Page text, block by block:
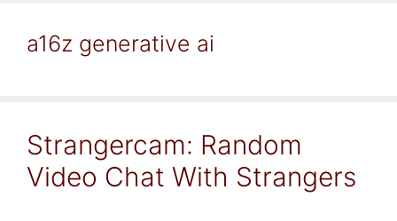
a16z generative ai
Strangercam: Random
Video Chat With Strangers